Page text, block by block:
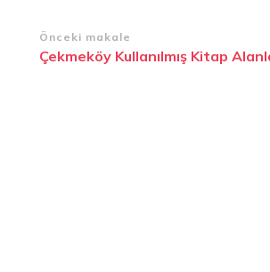
Yazı
dolaşımı
Önceki makale
Çekmeköy Kullanılmış Kitap